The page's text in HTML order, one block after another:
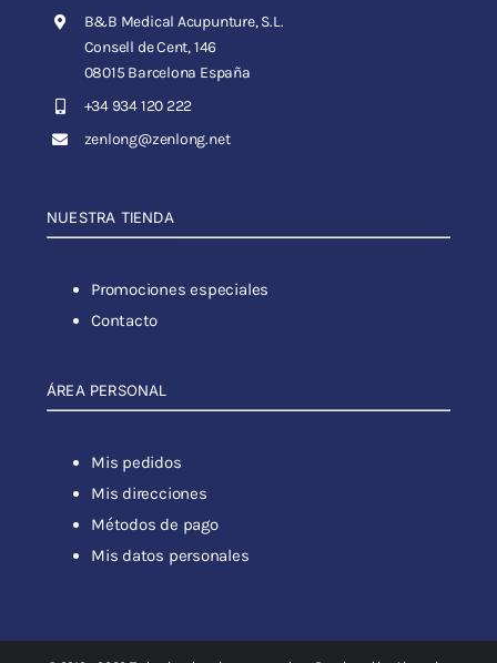
B&B Medical Acupunture, S.L.
Consell de Cent, 146
08015 Barcelona España
+34 934 120 222
zenlong@zenlong.net
NUESTRA TIENDA
Promociones especiales
Contacto
ÁREA PERSONAL
Mis pedidos
Mis direcciones
Métodos de pago
Mis datos personales